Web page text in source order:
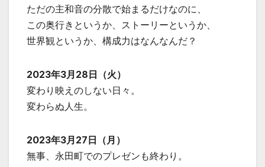
ただの主和音の分散で始まるだけなのに、
この奥行きというか、ストーリーというか、
世界観というか、構成力はなんなんだ？
2023年3月28日（火）
変わり映えのしない日々。
変わらぬ人生。
2023年3月27日（月）
無事、永田町でのプレゼンも終わり。